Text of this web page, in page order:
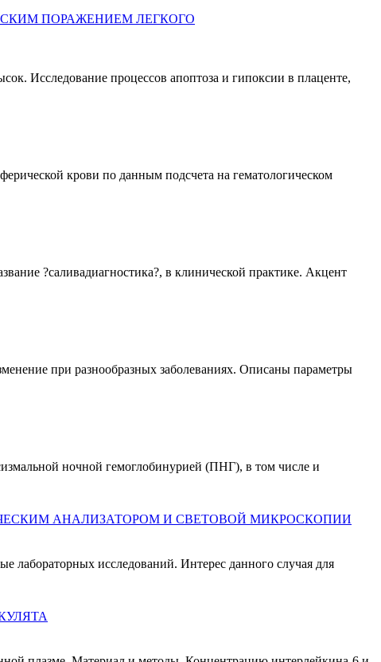
ПОРАЖЕНИЕМ ЛЕГКОГО
Исследование процессов апоптоза и гипоксии в плаценте,
крови по данным подсчета на гематологическом
?саливадиагностика?, в клинической практике. Акцент
при разнообразных заболеваниях. Описаны параметры
ночной гемоглобинурией (ПНГ), в том числе и
АНАЛИЗАТОРОМ И СВЕТОВОЙ МИКРОСКОПИИ
лабораторных исследований. Интерес данного случая для